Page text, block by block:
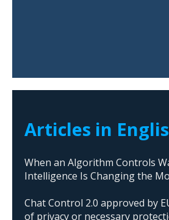
Articles in
When an Algorithm Controls
Intelligence Is Changing the
Chat Control 2.0 approved by
of privacy or necessary